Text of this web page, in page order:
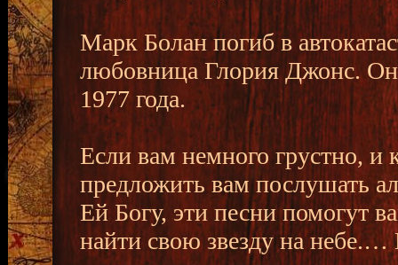
Марк Болан погиб в
любовница Глория Джонс.
1977 года.
Если вам немного грустно, и
предложить вам послушать
Ей Богу, эти песни помогут
найти свою звезду на небе.…